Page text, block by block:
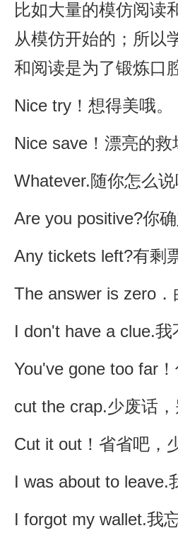
比如大量的模仿阅读
从模仿开始的；所以
和阅读是为了锻炼口
Nice try！想得美哦。
Nice save！漂亮的救
Whatever.随你怎么说
Are you positive?你
Any tickets left?有剩
The answer is zero．
I don't have a clue.我
You've gone too far
cut the crap.少废话，
Cut it out！省省吧，
I was about to leave.
I forgot my wallet.我